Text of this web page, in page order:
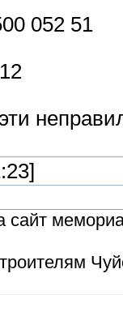
052 51